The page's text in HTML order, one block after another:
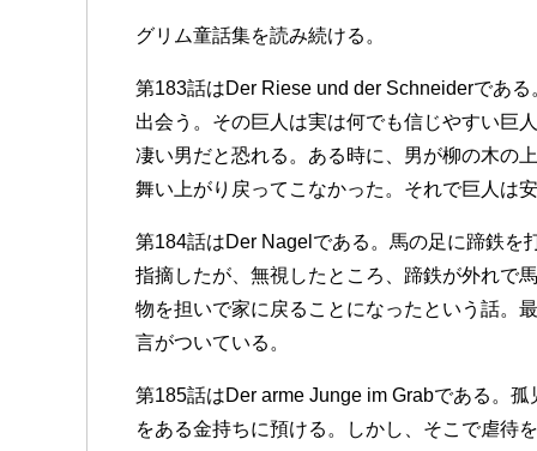
グリム童話集を読み続ける。
第183話はDer Riese und der Schneiderであ
出会う。その巨人は実は何でも信じやすい巨
凄い男だと恐れる。ある時に、男が柳の木の
舞い上がり戻ってこなかった。それで巨人は
第184話はDer Nagelである。馬の足に蹄鉄を
指摘したが、無視したところ、蹄鉄が外れで
物を担いで家に戻ることになったという話。
言がついている。
第185話はDer arme Junge im Grabである。
をある金持ちに預ける。しかし、そこで虐待